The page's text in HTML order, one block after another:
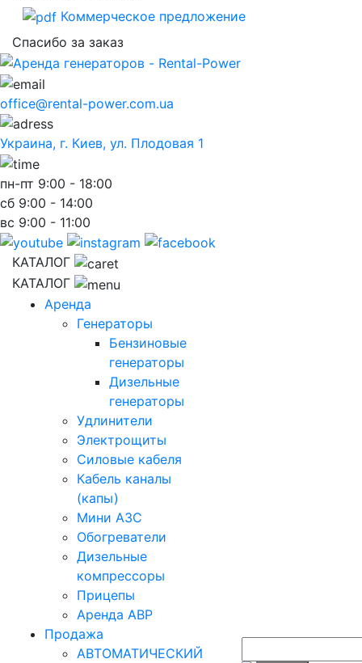
Коммерческое предложение
Спасибо за заказ
office@rental-power.com.ua
Украина, г. Киев, ул. Плодовая 1
пн-пт 9:00 - 18:00
сб 9:00 - 14:00
вс 9:00 - 11:00
КАТАЛОГ
КАТАЛОГ
Аренда
Генераторы
Бензиновые
генераторы
Дизельные
генераторы
Удлинители
Электрощиты
Силовые кабеля
Кабель каналы
(капы)
Мини АЗС
Обогреватели
Дизельные
компрессоры
Прицепы
Аренда АВР
Продажа
АВТОМАТИЧЕСКИЙ